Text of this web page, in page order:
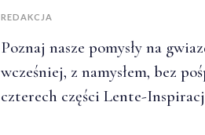
REDAKCJA
Poznaj nasze pomysły na
wcześniej, z namysłem, bez
czterech części Lente-